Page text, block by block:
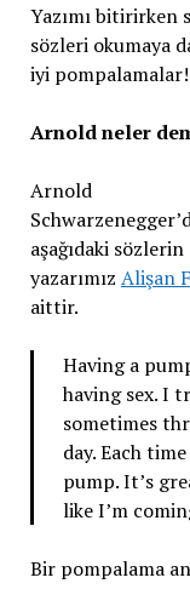
Yazımı
sözleri okumaya
iyi pompalamalar!
Arnold neler
Arnold
aşağıdaki
yazarımız Alişan
aittir.
Having a
having sex. I
sometimes
day. Each
pump. It’s
like I’m
Bir pompalama